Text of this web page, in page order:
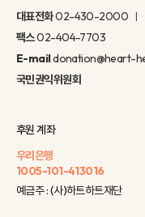
대표전화02-430-2000
팩스02-404-7703
E-maildonation@heart-
국민권익위원회
후원 계좌
우리은행
1005-101-413016
예금주 : (사)하트하트재단